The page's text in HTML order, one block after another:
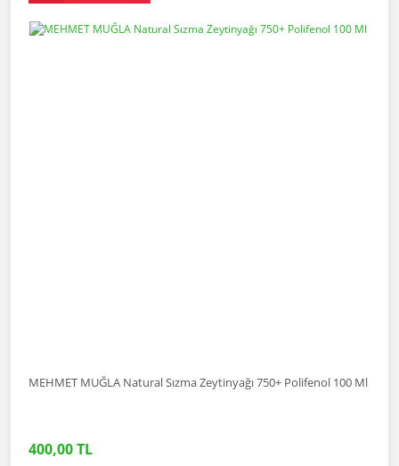
MEHMET MUĞLA Natural Sızma Zeytinyağı 750+ Polifenol 100 Ml
400,00 TL